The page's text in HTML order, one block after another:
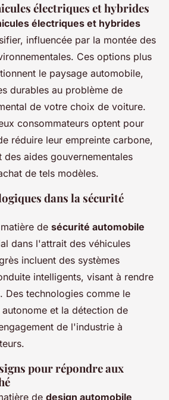
électriques et hybrides
électriques et hybrides
influencée par la montée des
Ces options plus
le paysage automobile,
durables au problème de
de votre choix de voiture.
consommateurs optent pour
réduire leur empreinte carbone,
aides gouvernementales
de tels modèles.
dans la sécurité
de sécurité automobile
dans l'attrait des véhicules
incluent des systèmes
intelligents, visant à rendre
Des technologies comme le
et la détection de
de l'industrie à
pour répondre aux
de design automobile